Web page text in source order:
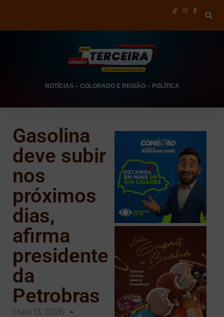
NOTÍCIAS– COLORADO E REGIÃO– POLÍTICA
Gasolina
deve subir
nos
próximos
dias,
afirma
presidente
da
Petrobras
Maio 13, 2026